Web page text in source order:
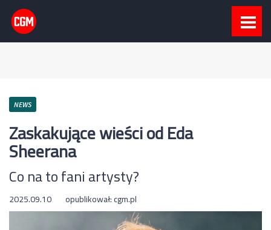
NEWS
Zaskakujące wieści od Eda
Sheerana
Co na to fani artysty?
2025.09.10 opublikował:cgm.pl